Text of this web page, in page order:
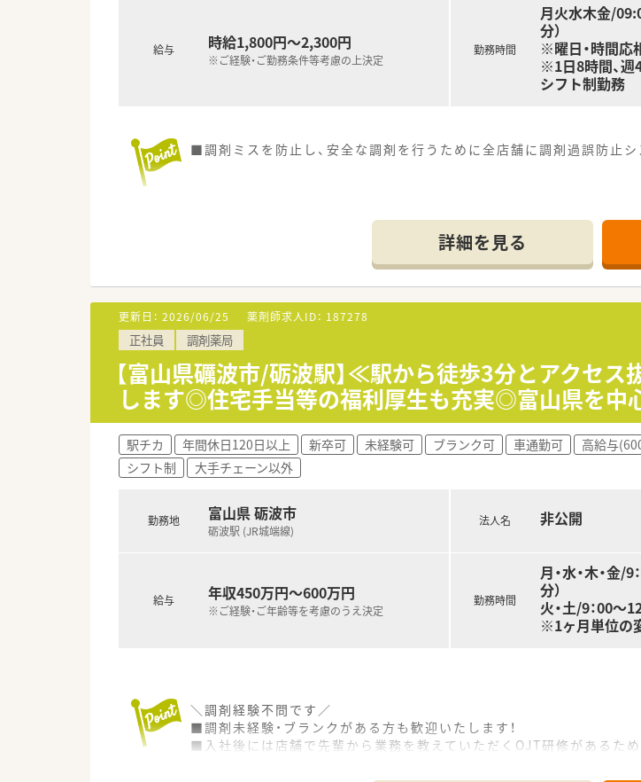
給与 時給1,800円～2,300円
※ご経験・ご勤務条件等考慮の上決定
勤務時間
月火水木金/
分）
※曜日・時間応
※1日8時間、週
シフト制勤務
■調剤ミスを防止し、安全な調剤を行うために全店舗に調剤過誤防止シ
詳細を見る
更新日： 2026/06/25 薬剤師求人ID： 187278
正社員 調剤薬局
【富山県礪波市/砺波駅】≪駅から徒歩3分とアクセ
します◎住宅手当等の福利厚生も充実◎富山県を中
駅チカ 年間休日120日以上 新卒可 未経験可 ブランク可 車通勤可 高給与
シフト制
大手チェーン以外
勤務地 富山県 砺波市
砺波駅 (JR城端線)
給与 年収450万円～600万円
※ご経験・ご年齢等を考慮のうえ決定
法人名 非公開
勤務時間
月・水・木・金/
分）
火・土/9：00～
※1ヶ月単位の
＼調剤経験不問です／
■調剤未経験・ブランクがある方も歓迎いたします！
■入社後には店舗で先輩から業務を教えていただくOJT研修があるた